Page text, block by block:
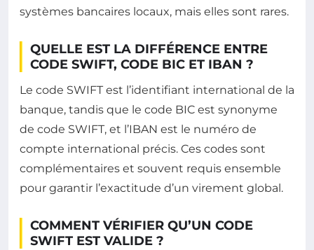
systèmes bancaires locaux, mais elles sont rares.
QUELLE EST LA DIFFÉRENCE ENTRE
CODE SWIFT, CODE BIC ET IBAN ?
Le code SWIFT est l’identifiant international de la
banque, tandis que le code BIC est synonyme
de code SWIFT, et l’IBAN est le numéro de
compte international précis. Ces codes sont
complémentaires et souvent requis ensemble
pour garantir l’exactitude d’un virement global.
COMMENT VÉRIFIER QU’UN CODE
SWIFT EST VALIDE ?